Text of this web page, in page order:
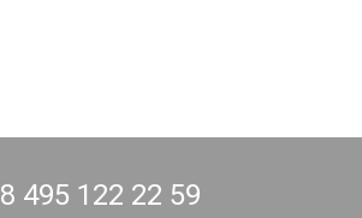
8 495 122 22 59